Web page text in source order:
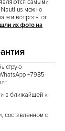
самыми
Nautilus можно
эти вопросы от
их фото на
+7985-
в ближайшей к
составленном с